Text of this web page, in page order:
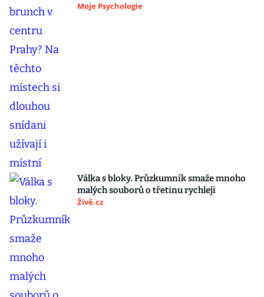
Moje Psychologie
Válka s bloky. Průzkumník smaže mnoho
malých souborů o třetinu rychleji
Živě.cz